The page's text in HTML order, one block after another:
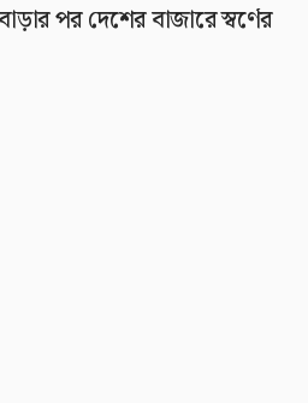
পর দেশের বাজারে স্বর্ণের